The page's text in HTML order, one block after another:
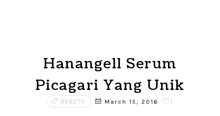
Hanangell Serum
Picagari Yang Unik
BEAUTY March 15, 2016 1